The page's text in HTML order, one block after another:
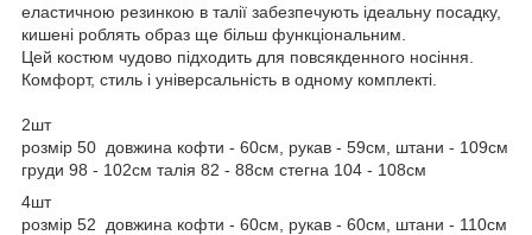
еластичною резинкою в талії забезпечують ідеальну посадку,
кишені роблять образ ще більш функціональним.
Цей костюм чудово підходить для повсякденного носіння.
Комфорт, стиль і універсальність в одному комплекті.
2шт
розмір 50 довжина кофти - 60см, рукав - 59см, штани - 109см
груди 98 - 102см талія 82 - 88см стегна 104 - 108см
4шт
розмір 52 довжина кофти - 60см, рукав - 60см, штани - 110см